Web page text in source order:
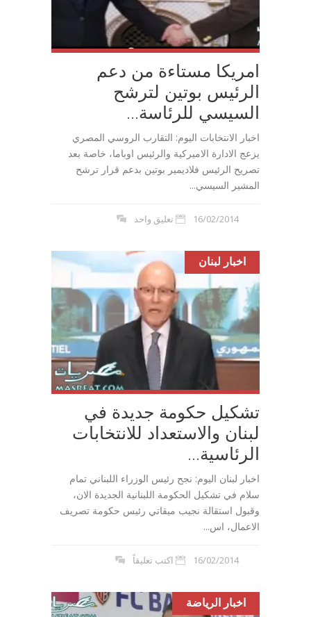
امريكا مستاءة من دعم
الرئيس بوتين لترشح
السيسي للرئاسة...
اخبار الانتخابات اليوم: التقارب الروسي المصري
يزعج الادارة الاميركية والرئيس اوباما، خاصة بعد
تصريح الرئيس فلاديمير بوتين بدعم قرار ترشح
المشير السيسي...
16/02/2014 تعليق واحد
اخبار لبنان
تشكيل حكومة جديدة في
لبنان والاستعداد للانتخابات
الرئاسية...
اخبار لبنان اليوم: نجح رئيس الوزراء اللبناني تمام
سلام في تشكيل الحكومة اللبنانية الجديدة الان،
وقبول استقالة نجيب ميقاتي رئيس حكومة تصريف
الاعمال، اس...
16/02/2014 اكتب تعليقاً
اخبار الرياضة